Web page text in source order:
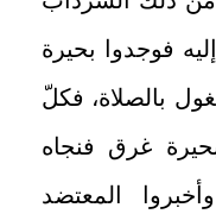
فوجدوا بحيرة
بالصلاة، فكلّ
غرق فنجاه
المعتضد